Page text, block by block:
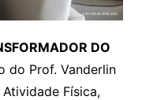
DO
do Prof. Vanderlin
Física,